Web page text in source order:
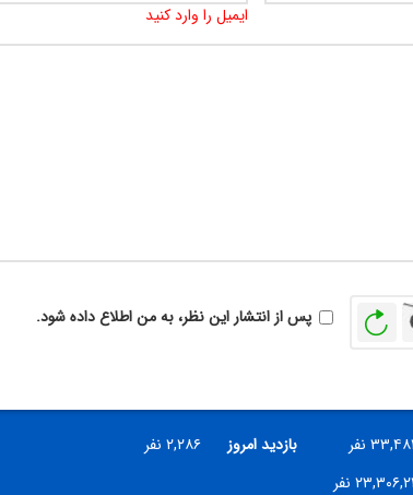
ایمیل را وارد کنید
بازخوانیپس از انتشار این نظر، به من اطلاع داده شود.
نفر بازدید امروز
۲,۲۸۶ نفر
نفر